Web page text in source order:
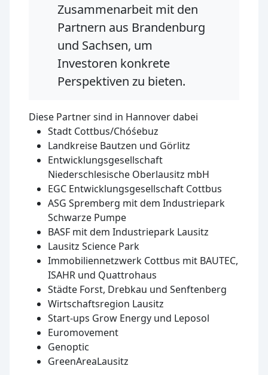
Zusammenarbeit mit den
Partnern aus Brandenburg
und Sachsen, um
Investoren konkrete
Perspektiven zu bieten.
Diese Partner sind in Hannover dabei
Stadt Cottbus/Chóśebuz
Landkreise Bautzen und Görlitz
Entwicklungsgesellschaft
Niederschlesische Oberlausitz mbH
EGC Entwicklungsgesellschaft Cottbus
ASG Spremberg mit dem Industriepark
Schwarze Pumpe
BASF mit dem Industriepark Lausitz
Lausitz Science Park
Immobiliennetzwerk Cottbus mit BAUTEC,
ISAHR und Quattrohaus
Städte Forst, Drebkau und Senftenberg
Wirtschaftsregion Lausitz
Start-ups Grow Energy und Leposol
Euromovement
Genoptic
GreenAreaLausitz